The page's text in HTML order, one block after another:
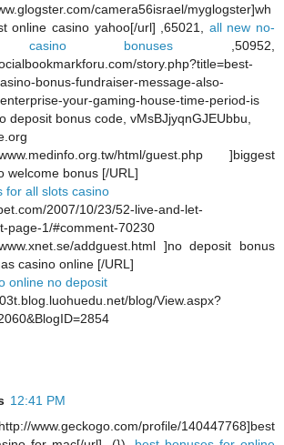
camera56israel/myglogster]wh
online casino yahoo[/url] ,65021, all new no-
casino bonuses ,50952,
story.php?title=best-
bonus-fundraiser-message-also-
your-gaming-house-time-period-is
deposit bonus code, vMsBJjyqnGJEUbbu,
www.medinfo.org.tw/html/guest.php ]biggest
welcome bonus [/URL]
for all slots casino
2007/10/23/52-live-and-let-
page-1/#comment-70230
addguest.html ]no deposit bonus
casino online [/URL]
online no deposit
blog/View.aspx?
12:41 PM
www.geckogo.com/profile/140447768]best